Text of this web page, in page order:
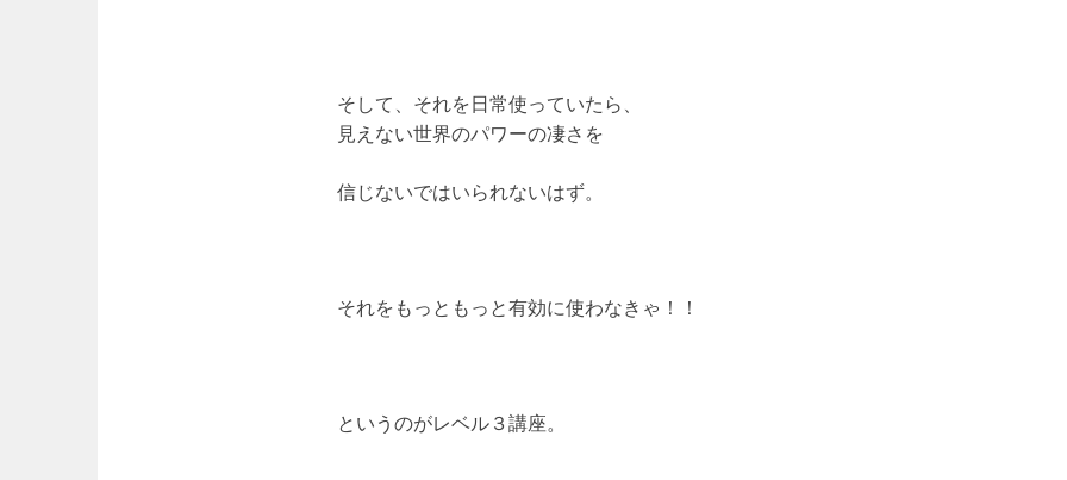
そして、それを日常使っていたら、
見えない世界のパワーの凄さを
信じないではいられないはず。
それをもっともっと有効に使わなきゃ！！
というのがレベル３講座。